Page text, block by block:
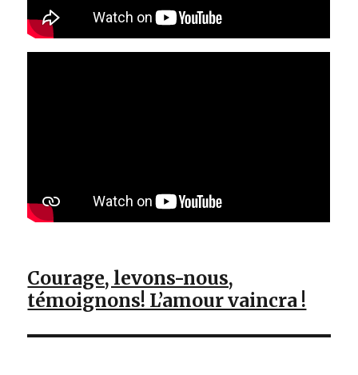
Courage, levons-nous,
témoignons! L’amour vaincra !